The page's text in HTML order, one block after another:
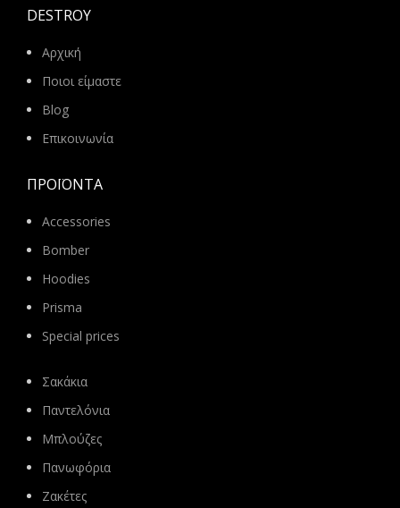
DESTROY
Αρχική
Ποιοι είμαστε
Blog
Επικοινωνία
ΠΡΟΪΌΝΤΑ
Accessories
Bomber
Hoodies
Prisma
Special prices
Σακάκια
Παντελόνια
Μπλούζες
Πανωφόρια
Ζακέτες